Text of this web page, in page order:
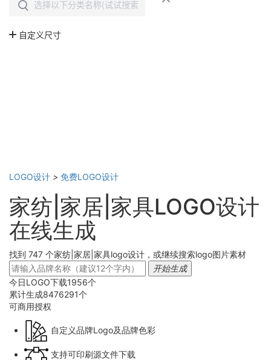
LOGO设计 > 免费LOGO设计
家纺|家居|家具LOGO设计
在线生成
找到 747 个家纺|家居|家具logo设计，或继续搜索logo图片素材
开始生成
今日LOGO下载1956个
累计生成8476291个
可商用授权
自定义品牌Logo及品牌色彩
支持可印刷源文件下载